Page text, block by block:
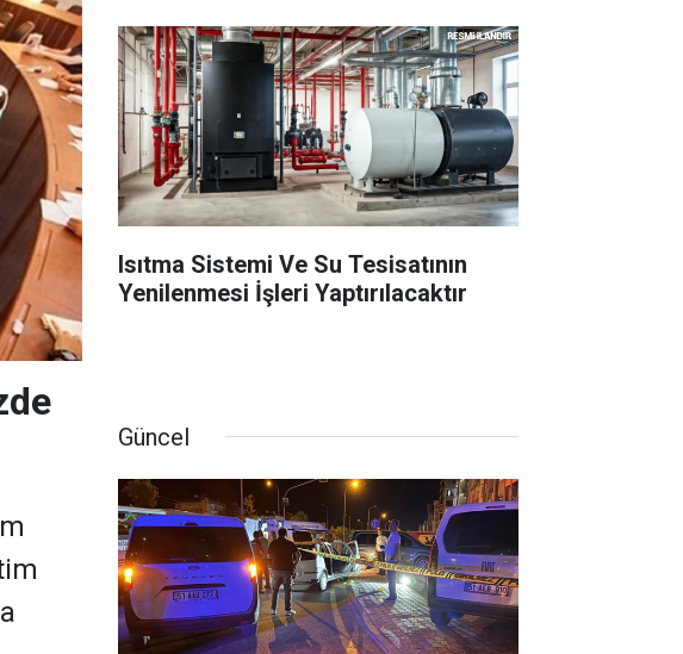
Isıtma Sistemi Ve Su Tesisatının
Yenilenmesi İşleri Yaptırılacaktır
Güncel